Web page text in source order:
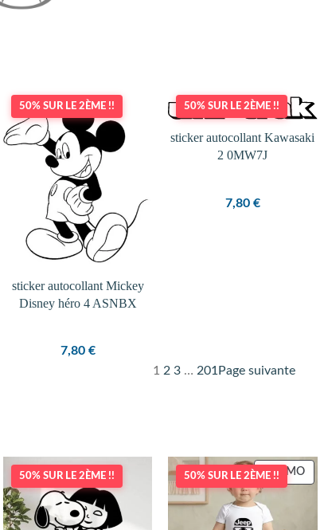
50% SUR LE 2ÈME !!
sticker autocollant Mickey
Disney héro 4 ASNBX
7,80 €
50% SUR LE 2ÈME !!
sticker autocollant Kawasaki
2 0MW7J
7,80 €
1 2 3 … 201Page suivante
50% SUR LE 2ÈME !! 50% SUR LE 2ÈME !!PROMO